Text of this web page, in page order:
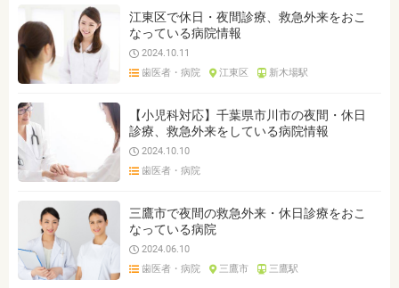
江東区で休日・夜間診療、救急外来をおこ
なっている病院情報
2024.10.11
歯医者・病院
江東区 新木場駅
【小児科対応】千葉県市川市の夜間・休日
診療、救急外来をしている病院情報
2024.10.10
歯医者・病院
三鷹市で夜間の救急外来・休日診療をおこ
なっている病院
2024.06.10
歯医者・病院
三鷹市 三鷹駅